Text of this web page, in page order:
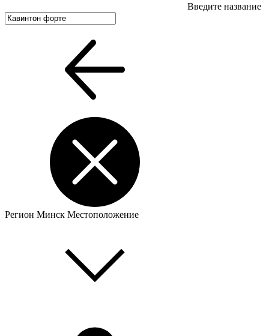
Введите название
Регион Минск Местоположение